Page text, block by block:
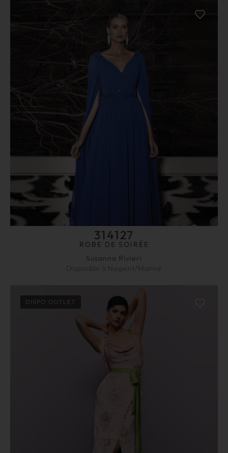
314127
ROBE DE SOIRÉE
Susanna Rivieri
Disponible à Nogent/Marne
DISPO OUTLET